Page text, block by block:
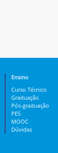
Ensino
Curso Técnico
Graduação
Pós-graduação
PES
MOOC
Dúvidas